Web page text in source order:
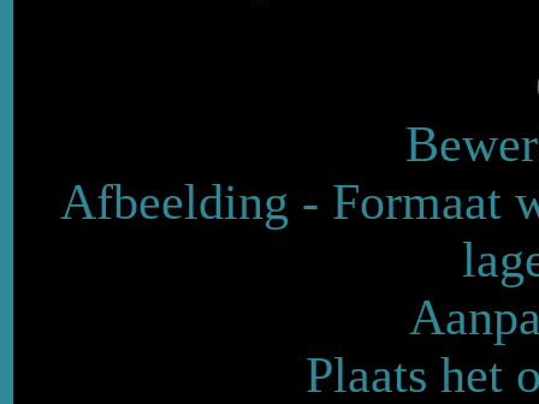
Afbeelding - Formaat
Plaats het